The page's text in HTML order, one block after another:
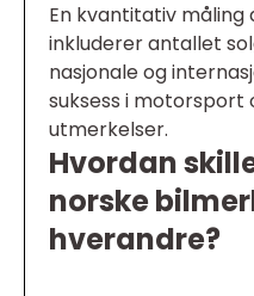
En kvantitativ
inkluderer antallet
nasjonale og
suksess i motorsport
utmerkelser.
Hvordan
norske
hverandre?